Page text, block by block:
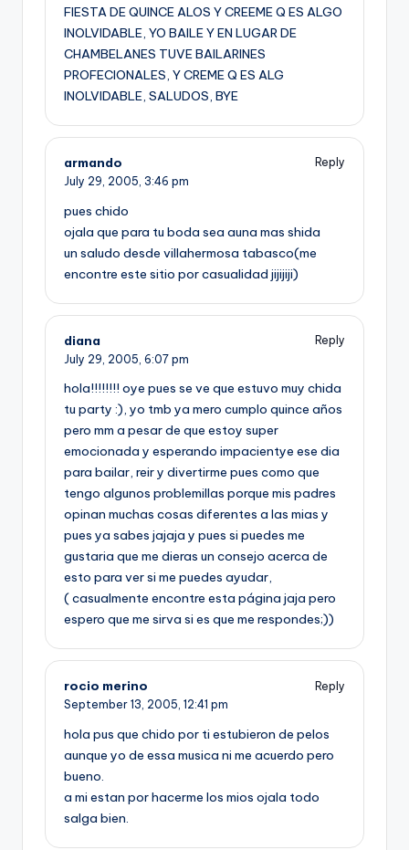
FIESTA DE QUINCE ALOS Y CREEME Q ES ALGO
INOLVIDABLE, YO BAILE Y EN LUGAR DE
CHAMBELANES TUVE BAILARINES
PROFECIONALES, Y CREME Q ES ALG
INOLVIDABLE, SALUDOS, BYE
armando
Reply
July 29, 2005, 3:46 pm
pues chido
ojala que para tu boda sea auna mas shida
un saludo desde villahermosa tabasco(me
encontre este sitio por casualidad jijijiji)
diana
Reply
July 29, 2005, 6:07 pm
hola!!!!!!!! oye pues se ve que estuvo muy chida
tu party :), yo tmb ya mero cumplo quince años
pero mm a pesar de que estoy super
emocionada y esperando impacientye ese dia
para bailar, reir y divertirme pues como que
tengo algunos problemillas porque mis padres
opinan muchas cosas diferentes a las mias y
pues ya sabes jajaja y pues si puedes me
gustaria que me dieras un consejo acerca de
esto para ver si me puedes ayudar,
( casualmente encontre esta página jaja pero
espero que me sirva si es que me respondes;))
rocio merino
Reply
September 13, 2005, 12:41 pm
hola pus que chido por ti estubieron de pelos
aunque yo de essa musica ni me acuerdo pero
bueno.
a mi estan por hacerme los mios ojala todo
salga bien.